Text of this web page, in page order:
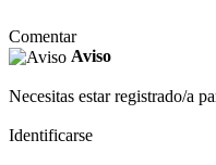
Comentar
Aviso
Necesitas estar registrado/a
Identificarse